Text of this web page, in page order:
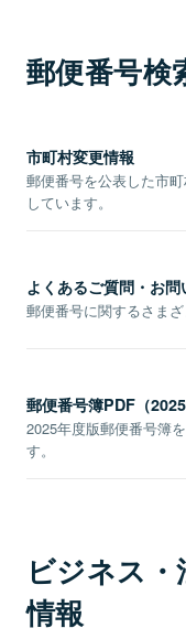
郵便番号検
市町村変更情報
郵便番号を公表した市
しています。
よくあるご質問・お問
郵便番号に関するさまざ
郵便番号簿PDF（2025
2025年度版郵便番号簿
す。
ビジネス
情報